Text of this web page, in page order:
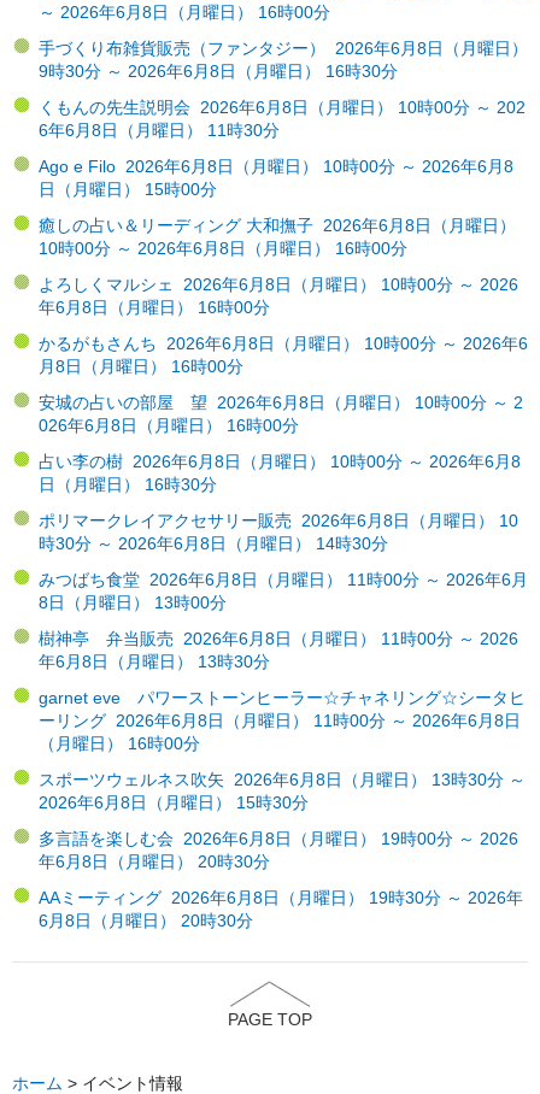
～ 2026年6月8日（月曜日） 16時00分
手づくり布雑貨販売（ファンタジー） 2026年6月8日（月曜日）
9時30分 ～ 2026年6月8日（月曜日） 16時30分
くもんの先生説明会 2026年6月8日（月曜日） 10時00分 ～ 202
6年6月8日（月曜日） 11時30分
Ago e Filo 2026年6月8日（月曜日） 10時00分 ～ 2026年6月8
日（月曜日） 15時00分
癒しの占い＆リーディング 大和撫子 2026年6月8日（月曜日）
10時00分 ～ 2026年6月8日（月曜日） 16時00分
よろしくマルシェ 2026年6月8日（月曜日） 10時00分 ～ 2026
年6月8日（月曜日） 16時00分
かるがもさんち 2026年6月8日（月曜日） 10時00分 ～ 2026年6
月8日（月曜日） 16時00分
安城の占いの部屋 望 2026年6月8日（月曜日） 10時00分 ～ 2
026年6月8日（月曜日） 16時00分
占い李の樹 2026年6月8日（月曜日） 10時00分 ～ 2026年6月8
日（月曜日） 16時30分
ポリマークレイアクセサリー販売 2026年6月8日（月曜日） 10
時30分 ～ 2026年6月8日（月曜日） 14時30分
みつばち食堂 2026年6月8日（月曜日） 11時00分 ～ 2026年6月
8日（月曜日） 13時00分
樹神亭 弁当販売 2026年6月8日（月曜日） 11時00分 ～ 2026
年6月8日（月曜日） 13時30分
garnet eve パワーストーンヒーラー☆チャネリング☆シータヒ
ーリング 2026年6月8日（月曜日） 11時00分 ～ 2026年6月8日
（月曜日） 16時00分
スポーツウェルネス吹矢 2026年6月8日（月曜日） 13時30分 ～
2026年6月8日（月曜日） 15時30分
多言語を楽しむ会 2026年6月8日（月曜日） 19時00分 ～ 2026
年6月8日（月曜日） 20時30分
AAミーティング 2026年6月8日（月曜日） 19時30分 ～ 2026年
6月8日（月曜日） 20時30分
PAGE TOP
ホーム > イベント情報